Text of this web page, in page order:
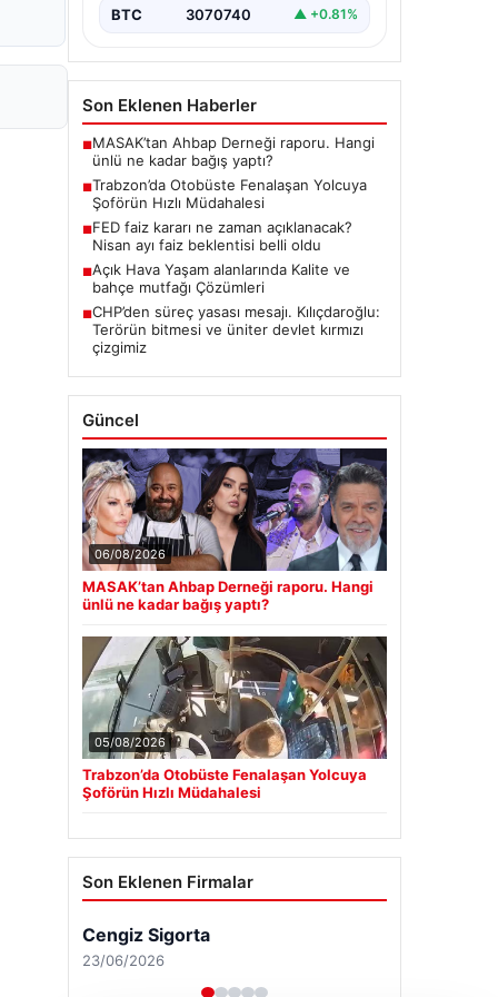
BTC 3070740 ▲ +0.81%
Son Eklenen Haberler
■MASAK’tan Ahbap Derneği raporu. Hangi
ünlü ne kadar bağış yaptı?
■Trabzon’da Otobüste Fenalaşan Yolcuya
Şoförün Hızlı Müdahalesi
■FED faiz kararı ne zaman açıklanacak?
Nisan ayı faiz beklentisi belli oldu
■Açık Hava Yaşam alanlarında Kalite ve
bahçe mutfağı Çözümleri
■CHP’den süreç yasası mesajı. Kılıçdaroğlu:
Terörün bitmesi ve üniter devlet kırmızı
çizgimiz
Güncel
06/08/2026
MASAK’tan Ahbap Derneği raporu. Hangi
ünlü ne kadar bağış yaptı?
05/08/2026
Trabzon’da Otobüste Fenalaşan Yolcuya
Şoförün Hızlı Müdahalesi
Son Eklenen Firmalar
Cengiz Sigorta
23/06/2026